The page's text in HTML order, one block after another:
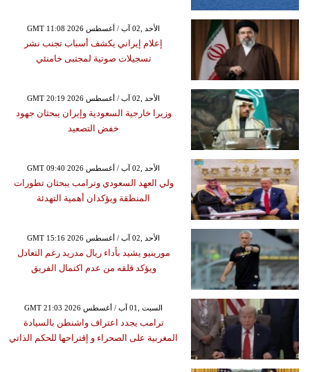
GMT 11:08 2026 الأحد ,02 آب / أغسطس
إعلام إيراني يكشف أسباب تجنب نشر
تسجيلات صوتية لمجتبى خامنئي
GMT 20:19 2026 الأحد ,02 آب / أغسطس
وزيرا خارجية السعودية وإيران يبحثان جهود
خفض التصعيد
GMT 09:40 2026 الأحد ,02 آب / أغسطس
ولي العهد السعودي وترامب يبحثان تطورات
المنطقة ويؤكدان أهمية التهدئة
GMT 15:16 2026 الأحد ,02 آب / أغسطس
مورينيو يشيد بأداء ريال مدريد رغم التعادل
ويؤكد قلقه من عدم اكتمال الفريق
GMT 21:03 2026 السبت ,01 آب / أغسطس
ترامب يجدد اعتراف واشنطن بالسيادة
المغربية على الصحراء و إقتراحها للحكم الذاتي